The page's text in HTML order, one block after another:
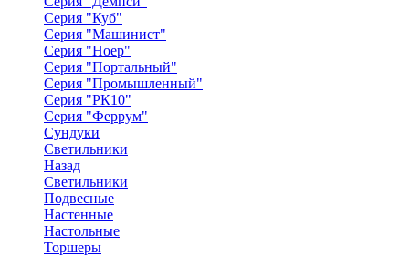
Серия "Куб"
Серия "Машинист"
Серия "Ноер"
Серия "Портальный"
Серия "Промышленный"
Серия "РК10"
Серия "Феррум"
Сундуки
Светильники
Назад
Светильники
Подвесные
Настенные
Настольные
Торшеры